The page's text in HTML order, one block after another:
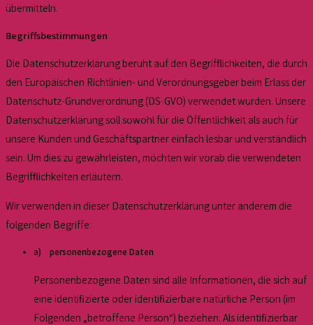
übermitteln.
Begriffsbestimmungen
Die Datenschutzerklärung beruht auf den Begrifflichkeiten, die durch
den Europäischen Richtlinien- und Verordnungsgeber beim Erlass der
Datenschutz-Grundverordnung (DS-GVO) verwendet wurden. Unsere
Datenschutzerklärung soll sowohl für die Öffentlichkeit als auch für
unsere Kunden und Geschäftspartner einfach lesbar und verständlich
sein. Um dies zu gewährleisten, möchten wir vorab die verwendeten
Begrifflichkeiten erläutern.
Wir verwenden in dieser Datenschutzerklärung unter anderem die
folgenden Begriffe:
a) personenbezogene Daten
Personenbezogene Daten sind alle Informationen, die sich auf
eine identifizierte oder identifizierbare natürliche Person (im
Folgenden „betroffene Person“) beziehen. Als identifizierbar